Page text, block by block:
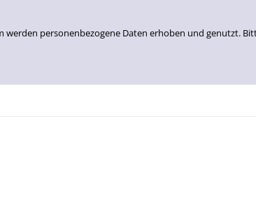
personenbezogene Daten erhoben und genutzt.